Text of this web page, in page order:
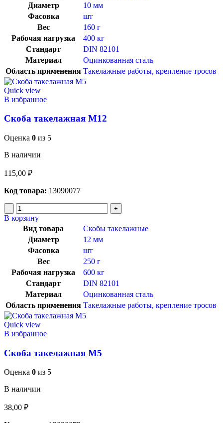
Диаметр
10 мм
Фасовка
шт
Вес
160 г
Рабочая нагрузка
400 кг
Стандарт
DIN 82101
Материал
Оцинкованная сталь
Область применения Такелажные работы, крепление тросов
Quick view
В избранное
Скоба такелажная М12
Оценка 0 из 5
В наличии
115,00 ₽
Код товара: 13090077
В корзину
Вид товара
Скобы такелажные
Диаметр
12 мм
Фасовка
шт
Вес
250 г
Рабочая нагрузка
600 кг
Стандарт
DIN 82101
Материал
Оцинкованная сталь
Область применения Такелажные работы, крепление тросов
Quick view
В избранное
Скоба такелажная М5
Оценка 0 из 5
В наличии
38,00 ₽